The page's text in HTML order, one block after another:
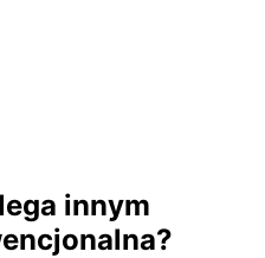
innym